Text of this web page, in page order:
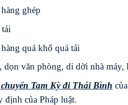
ghép
quá khổ quá tải
dọn văn phòng, di dời nhà máy,
Tam Kỳđi Thái Bình
định của Pháp luật.